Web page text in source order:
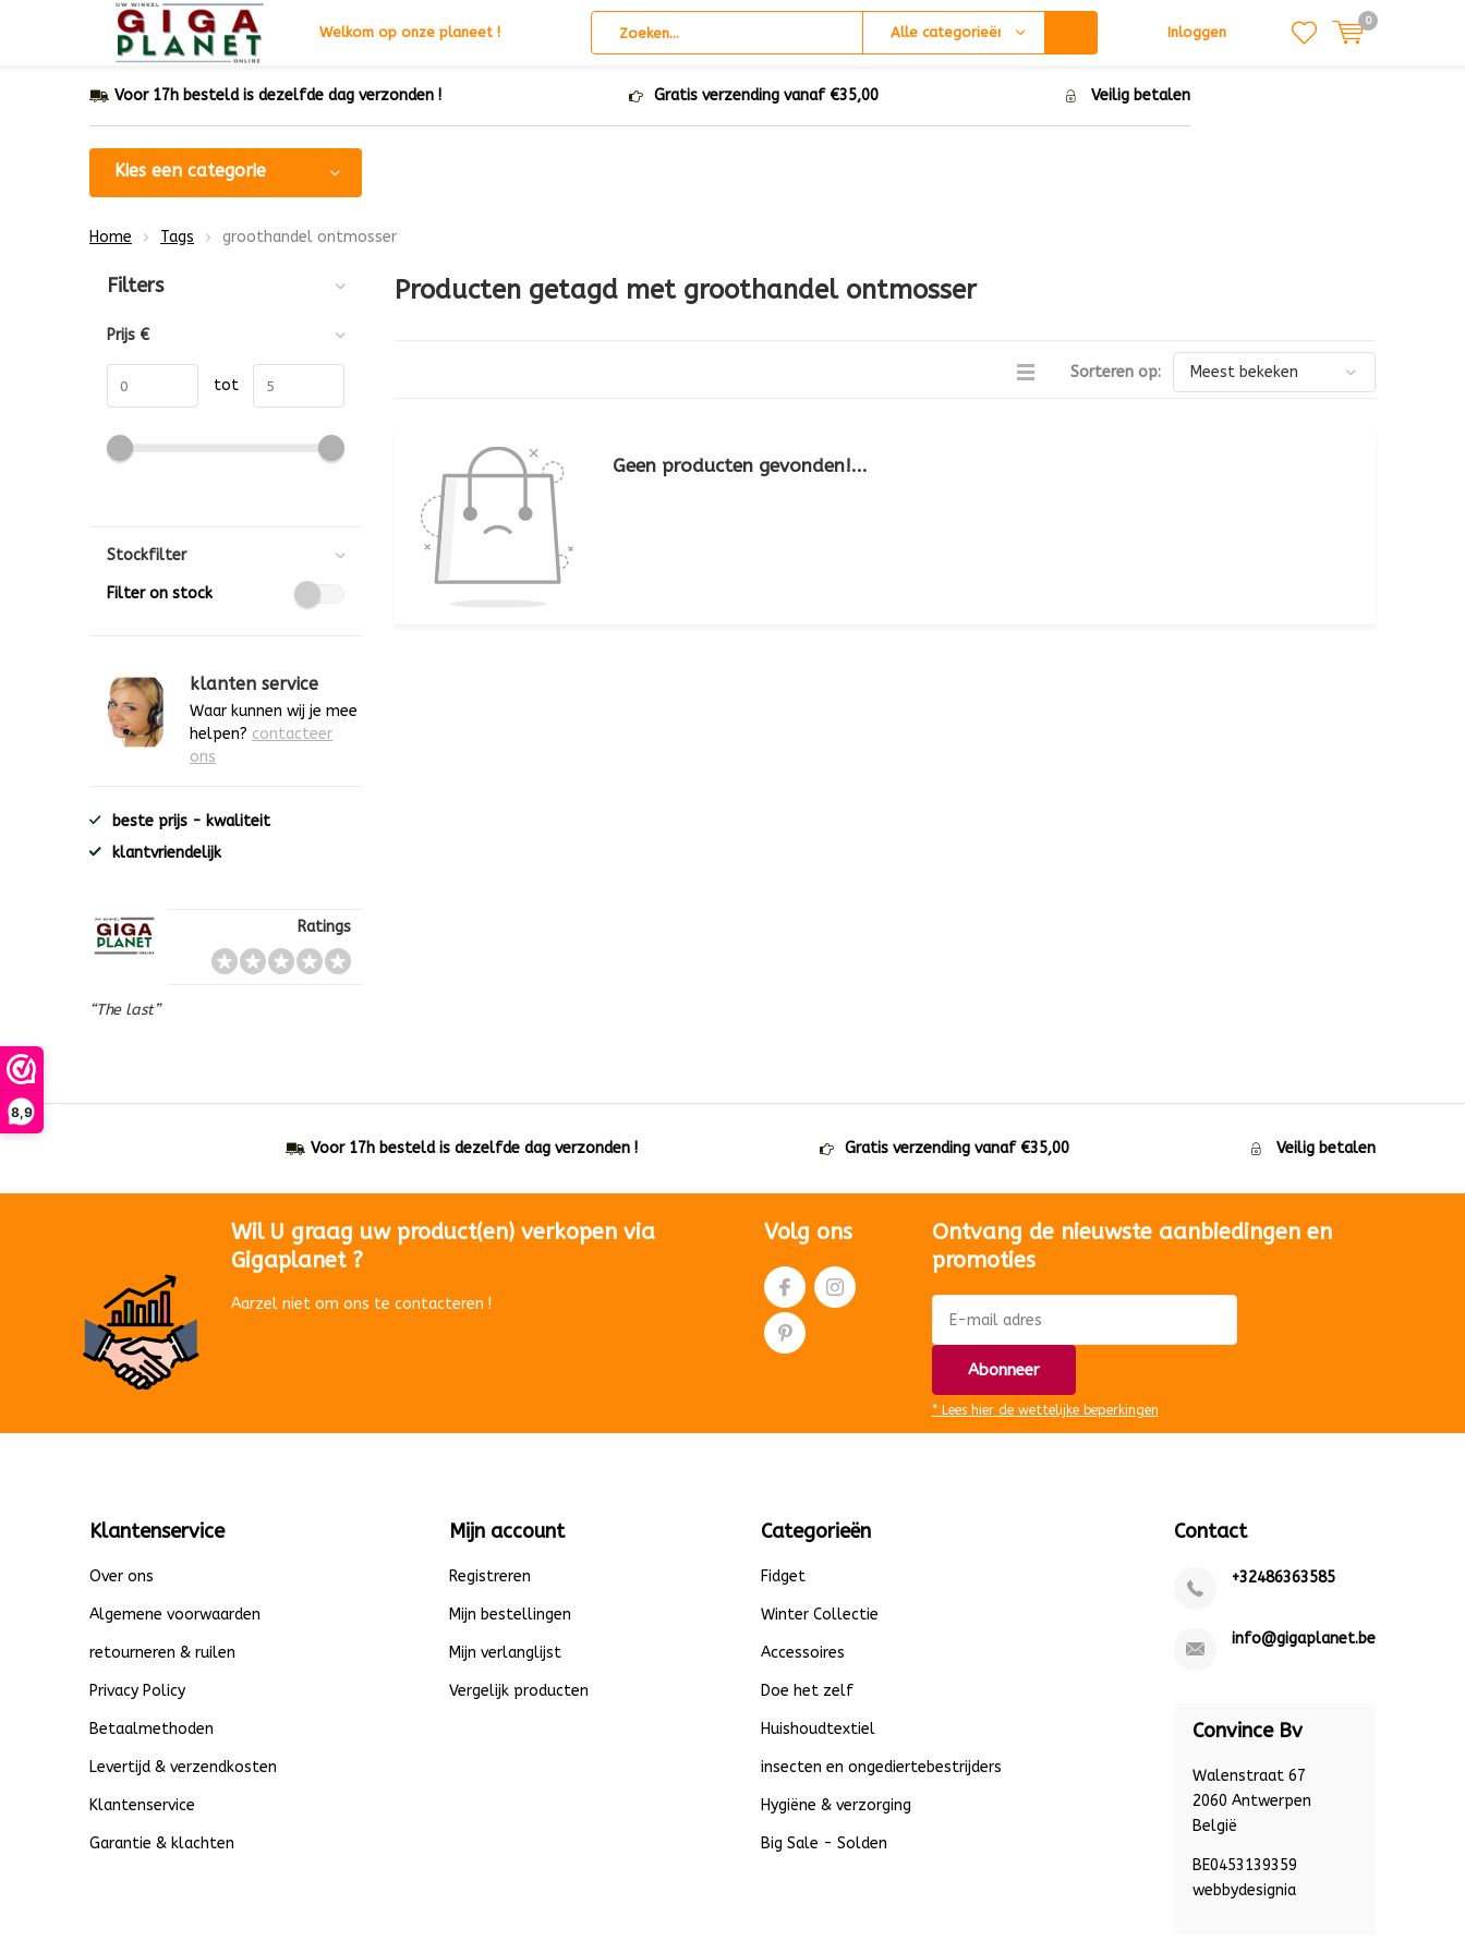
8,9
Welkom op onze planeet ! Alle categorieën Inloggen
0
Voor 17h besteld is dezelfde dag verzonden ! Gratis verzending vanaf €35,00 Veilig betalen
Kies een categorie
Home Tags groothandel ontmosser
Producten getagd met groothandel ontmosser
Sorteren op:
Geen producten gevonden!...
Sorteren op:
Filters
Prijs €
tot
Stockfilter
Filter on stock
klanten service
Waar kunnen wij je mee
helpen? contacteer
ons
beste prijs - kwaliteit
klantvriendelijk
Ratings
“The last”
Voor 17h besteld is dezelfde dag verzonden ! Gratis verzending vanaf €35,00 Veilig betalen
Wil U graag uw product(en) verkopen via
Gigaplanet ?
Aarzel niet om ons te contacteren !
Volg ons
Ontvang de nieuwste aanbiedingen en
promoties
Abonneer
* Lees hier de wettelijke beperkingen
Klantenservice
Over ons
Algemene voorwaarden
retourneren & ruilen
Privacy Policy
Betaalmethoden
Levertijd & verzendkosten
Klantenservice
Garantie & klachten
Mijn account
Registreren
Mijn bestellingen
Mijn verlanglijst
Vergelijk producten
Categorieën
Fidget
Winter Collectie
Accessoires
Doe het zelf
Huishoudtextiel
insecten en ongediertebestrijders
Hygiëne & verzorging
Big Sale - Solden
Contact
+32486363585
info@gigaplanet.be
Convince Bv
Walenstraat 67
2060 Antwerpen
België
BE0453139359
webbydesignia